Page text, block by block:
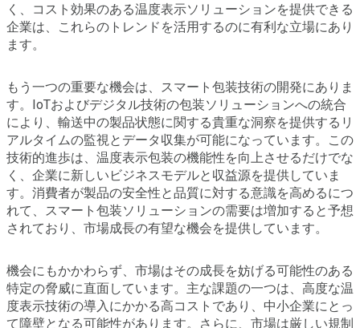
く、コスト効果のある温度表示ソリューションを提供できる
企業は、これらのトレンドを活用するのに有利な立場にあり
ます。
もう一つの重要な機会は、スマート包装技術の開発にありま
す。IoTおよびデジタル技術の包装ソリューションへの統合
により、輸送中の製品状態に関する貴重な洞察を提供するリ
アルタイムの監視とデータ収集が可能になっています。この
技術的進歩は、温度表示包装の機能性を向上させるだけでな
く、企業に新しいビジネスモデルと収益源を提供していま
す。消費者が製品の安全性と品質に対する意識を高めるにつ
れて、スマート包装ソリューションの需要は増加すると予想
されており、市場成長の有望な機会を提供しています。
機会にもかかわらず、市場はその成長を妨げる可能性のある
特定の脅威に直面しています。主な課題の一つは、高度な温
度表示技術の導入にかかる高コストであり、中小企業にとっ
て障壁となる可能性があります。さらに、市場は厳しい規制